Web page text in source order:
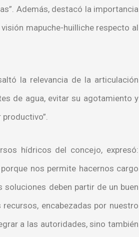
Además, destacó la importancia
mapuche-huilliche respecto al
la relevancia de la articulación
de agua, evitar su agotamiento y
hídricos del concejo, expresó:
nos permite hacernos cargo
deben partir de un buen
encabezadas por nuestro
a las autoridades, sino también